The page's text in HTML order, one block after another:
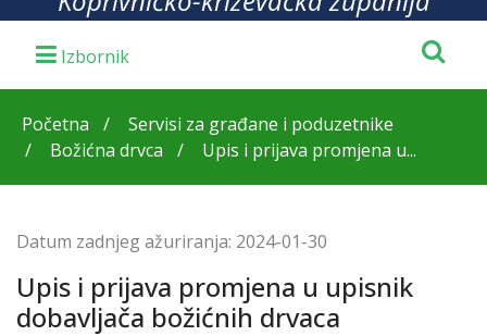
Početna
Servisi za građane i poduzetnike
Božićna drvca
Upis i prijava promjena u...
Datum zadnjeg ažuriranja: 2024-01-30
Upis i prijava promjena u upisnik
dobavljača božićnih drvaca